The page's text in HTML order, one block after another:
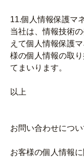
11.個人情報保護マ
当社は、情報技術
えて個人情報保護
様の個人情報の取
てまいります。
以上
お問い合わせについ
お客様の個人情報